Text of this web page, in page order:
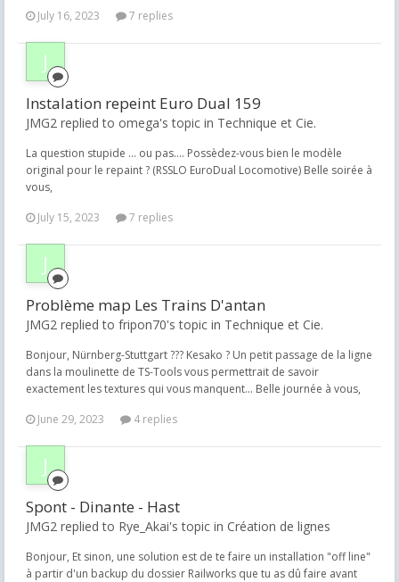
July 16, 2023 7 replies
Instalation repeint Euro Dual 159
JMG2 replied to omega's topic in Technique et Cie.
La question stupide ... ou pas.... Possèdez-vous bien le modèle
original pour le repaint ? (RSSLO EuroDual Locomotive) Belle soirée à
vous,
July 15, 2023
7 replies
Problème map Les Trains D'antan
JMG2 replied to fripon70's topic in Technique et Cie.
Bonjour, Nürnberg-Stuttgart ??? Kesako ? Un petit passage de la ligne
dans la moulinette de TS-Tools vous permettrait de savoir
exactement les textures qui vous manquent... Belle journée à vous,
June 29, 2023
4 replies
Spont - Dinante - Hast
JMG2 replied to Rye_Akai's topic in Création de lignes
Bonjour, Et sinon, une solution est de te faire un installation "off line"
à partir d'un backup du dossier Railworks que tu as dû faire avant